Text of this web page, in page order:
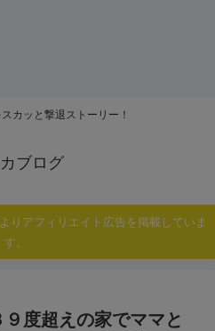
カッと撃退ストーリー！
ブログ
りアフィリエイト広告を掲載していま
す。
９度超えの家でママと